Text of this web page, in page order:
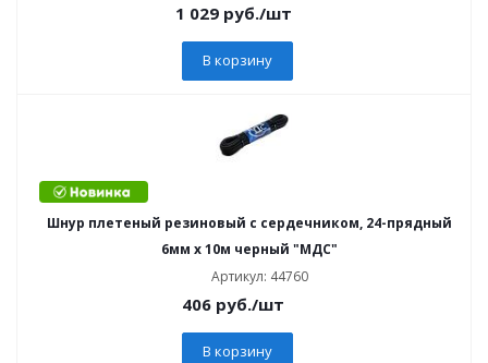
1 029руб./шт
В корзину
Шнур плетеный резиновый с сердечником, 24-прядный
6мм х 10м черный "МДС"
Артикул: 44760
406 руб./шт
В корзину